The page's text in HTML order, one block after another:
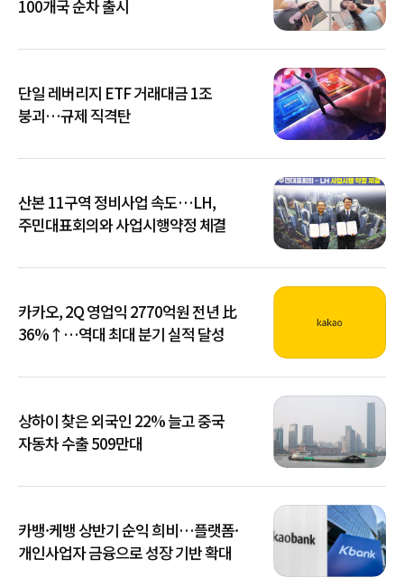
100개국 순차 출시
단일 레버리지 ETF 거래대금 1조
붕괴…규제 직격탄
산본 11구역 정비사업 속도…LH,
주민대표회의와 사업시행약정 체결
카카오, 2Q 영업익 2770억원 전년 比
36%↑…역대 최대 분기 실적 달성
상하이 찾은 외국인 22% 늘고 중국
자동차 수출 509만대
카뱅·케뱅 상반기 순익 희비…플랫폼·
개인사업자 금융으로 성장 기반 확대